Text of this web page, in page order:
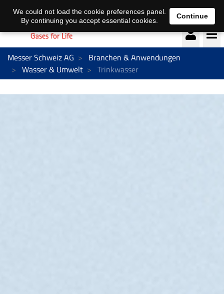
Deutsch français
Messer Schweiz AG
Branchen & Anwendungen
Wasser & Umwelt
Trinkwasser
We could not load the cookie preferences panel.
By continuing you accept essential cookies.
Continue